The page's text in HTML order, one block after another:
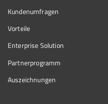
Kundenumfragen
Vorteile
Enterprise Solution
Partnerprogramm
Auszeichnungen